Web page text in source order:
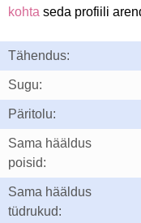
kohta seda profiili
Tähendus:
Sugu:
Päritolu:
Sama hääldus
poisid:
Sama hääldus
tüdrukud: